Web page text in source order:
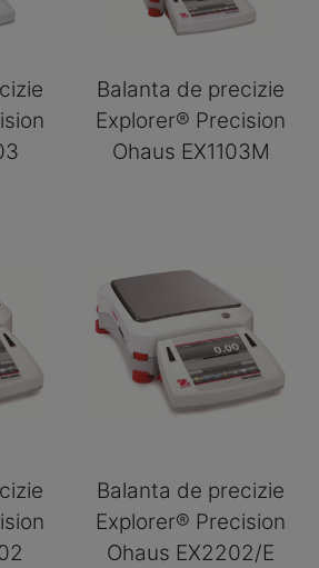
Balanta de precizie
Explorer® Precision
Ohaus EX1103M
Balanta de precizie
Explorer® Precision
Ohaus EX2202/E